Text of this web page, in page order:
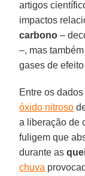
artigos
impactos
carbono –
–, mas
gases de
Entre os
óxido nitroso
a liberação de
fuligem que
durante as
chuva